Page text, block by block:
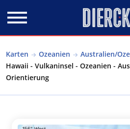
Karten Ozeanien
Australien/
Hawaii - Vulkaninsel - Ozeanien -
Orientierung